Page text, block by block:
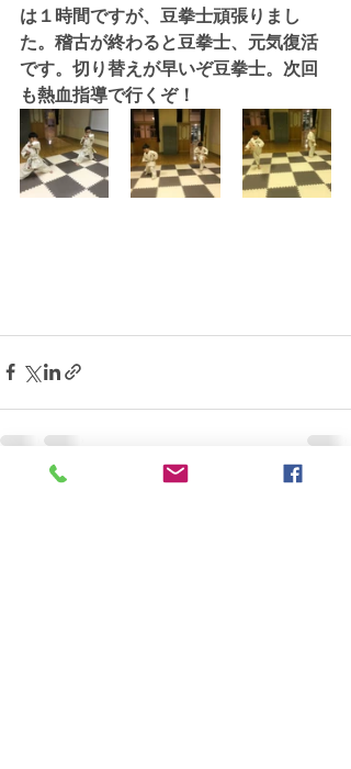
は１時間ですが、豆拳士頑張りまし
た。稽古が終わると豆拳士、元気復活
です。切り替えが早いぞ豆拳士。次回
も熱血指導で行くぞ！